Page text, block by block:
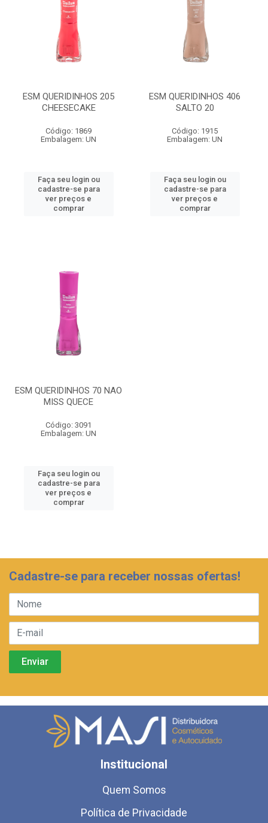
ESM QUERIDINHOS 205
CHEESECAKE
Código: 1869
Embalagem: UN
Faça seu login ou
cadastre-se para
ver preços e
comprar
ESM QUERIDINHOS 406
SALTO 20
Código: 1915
Embalagem: UN
Faça seu login ou
cadastre-se para
ver preços e
comprar
ESM QUERIDINHOS 70 NAO
MISS QUECE
Código: 3091
Embalagem: UN
Faça seu login ou
cadastre-se para
ver preços e
comprar
Cadastre-se para receber nossas ofertas!
Institucional
Quem Somos
Política de Privacidade